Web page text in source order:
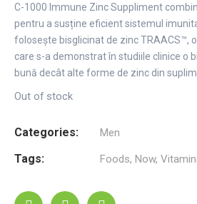
C-1000 Immune Zinc Suppliment
pentru a susține eficient sistemul
folosește bisglicinat de zinc TRAACS™,
care s-a demonstrat în studiile clinice o
bună decât alte forme de zinc din
Out of stock
Categories: Men
Tags: Foods, Now,